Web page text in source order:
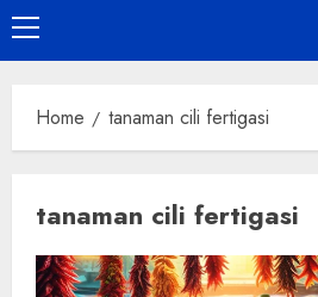
Primary
Menu
Home tanaman cili fertigasi
tanaman cili fertigasi